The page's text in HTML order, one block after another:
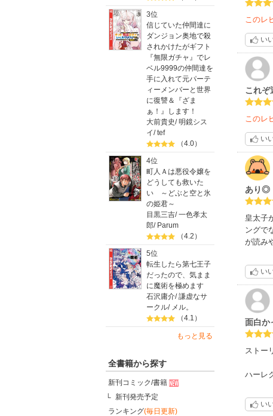
3位
信じていた仲間達に
ダンジョン奥地で殺
されかけたがギフト
『無限ガチャ』でレ
ベル9999の仲間達を
手に入れて元パーテ
ィーメンバーと世界
に復讐＆『ざま
ぁ！』します！
大前貴史/明鏡シス
イ/tef
（4.0）
4位
町人Ａは悪役令嬢を
どうしても救いた
い ～どぶと空と氷
の姫君～
目黒三吉/一色孝太
郎/ Parum
（4.2）
5位
転生したら第七王子
だったので、気まま
に魔術を極めます
石沢庸介/謙虚なサ
ークル/ メル。
（4.1）
もっと見る
全書籍から探す
新刊コミック/書籍
新刊発売予定
ランキング(毎日更新)
このレ
い
これぞ
このレ
い
あり◎
皇太子
ングで
が読み
い
面白か
ストー
ハーレ
い